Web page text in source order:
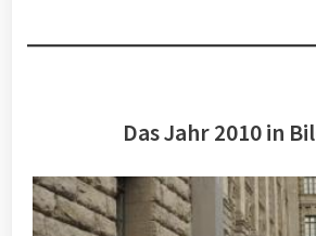
Das Jahr 2010 in